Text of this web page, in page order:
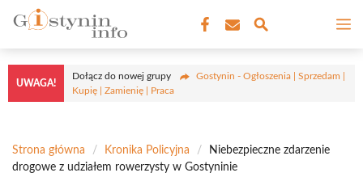
Przejdź
treści
UWAGA!
Dołącz do nowej grupy
Gostynin - Ogłoszenia | Sprzedam |
Kupię | Zamienię | Praca
Strona główna / Kronika Policyjna /
Niebezpieczne zdarzenie
drogowe z udziałem rowerzysty w Gostyninie